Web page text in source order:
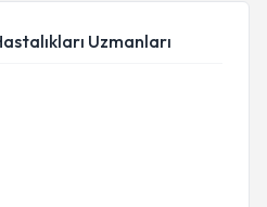
Uzmanları